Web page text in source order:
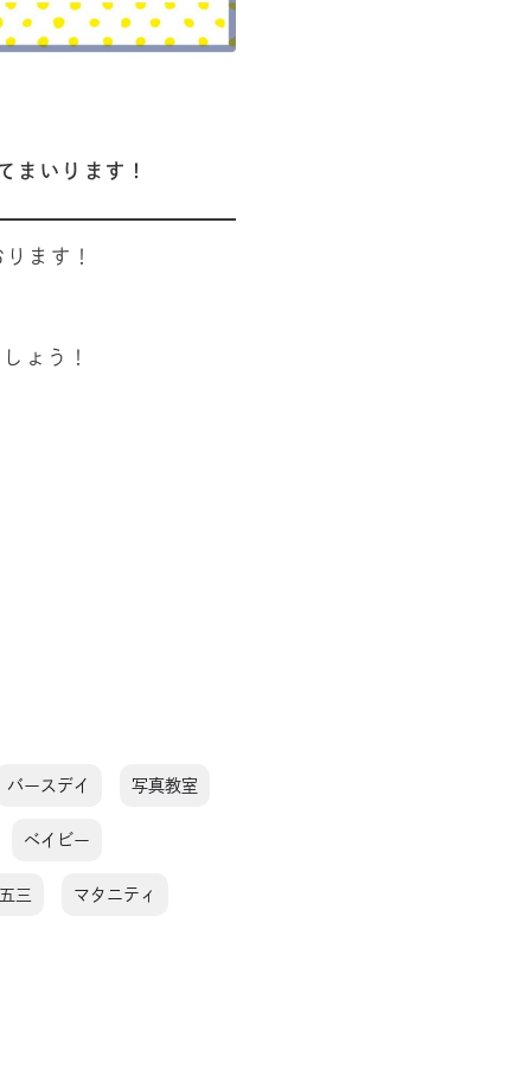
まいります！
ます！
ょう！
バースデイ 写真教室
ベイビー
三 マタニティ